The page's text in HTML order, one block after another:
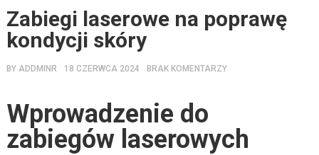
Zabiegi laserowe na poprawę
kondycji skóry
BY ADDMINR 18 CZERWCA 2024 BRAK KOMENTARZY
Wprowadzenie do
zabiegów laserowych